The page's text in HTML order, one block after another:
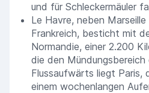
und für Schleckermäuler
Le Havre, neben
Frankreich, besticht mit
Normandie, einer 2.200
die den
Flussaufwärts liegt Paris,
einem wochenlangen